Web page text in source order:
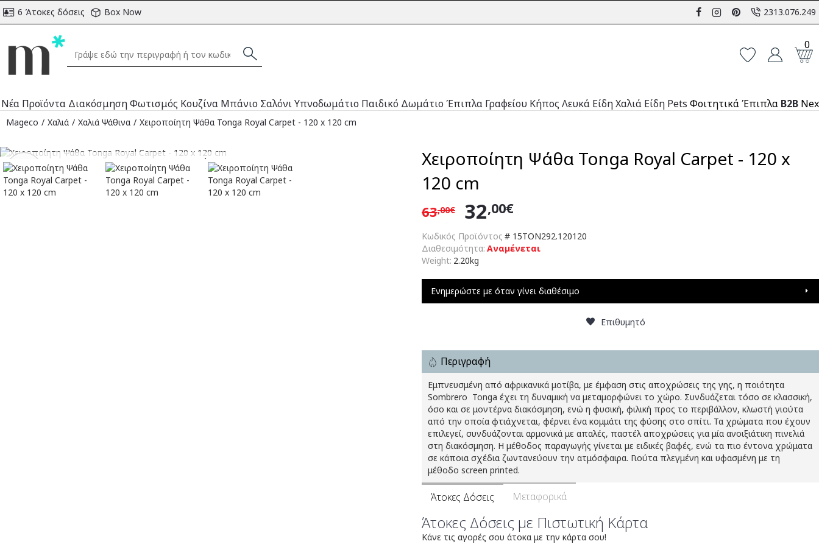
6 Άτοκες δόσεις Box Now 2313.076.249
0
Νέα Προϊόντα ΔιακόσμησηΦωτισμός Κουζίνα Μπάνιο ΣαλόνιΥπνοδωμάτιο Παιδικό Δωμάτιο Έπιπλα Γραφείου Κήπος Λευκά ΕίδηΧαλιά Είδη Pets Φοιτητικά Έπιπλα B2B
Mageco Χαλιά Χαλιά Ψάθινα Χειροποίητη Ψάθα Tonga Royal Carpet - 120 x 120 cm
-49% Αναμένεται
Χειροποίητη Ψάθα Tonga Royal Carpet - 120 x
120 cm
Κωδικός Προϊόντος # 15TON292.120120
Διαθεσιμότητα: Αναμένεται
Weight: 2.20kg
32,00€
63,00€
Ενημερώστε με όταν γίνει διαθέσιμο
Επιθυμητό
Περιγραφή
Εμπνευσμένη από αφρικανικά μοτίβα, με έμφαση στις αποχρώσεις της γης, η ποιότητα
Sombrero  Tonga έχει τη δυναμική να μεταμορφώνει το χώρο. Συνδυάζεται τόσο σε κλασσική,
όσο και σε μοντέρνα διακόσμηση, ενώ η φυσική, φιλική προς το περιβάλλον, κλωστή γιούτα
από την οποία φτιάχνεται, φέρνει ένα κομμάτι της φύσης στο σπίτι. Τα χρώματα που έχουν
επιλεγεί, συνδυάζονται αρμονικά με απαλές, παστέλ αποχρώσεις για μία ανοιξιάτικη πινελιά
στη διακόσμηση. Η μέθοδος παραγωγής γίνεται με ειδικές βαφές, ενώ τα πιο έντονα χρώματα
σε κάποια σχέδια ζωντανεύουν την ατμόσφαιρα. Γιούτα πλεγμένη και υφασμένη με τη
μέθοδο screen printed.
Άτοκες Δόσεις Μεταφορικά
Άτοκες Δόσεις με Πιστωτική Κάρτα
Κάνε τις αγορές σου άτοκα με την κάρτα σου!